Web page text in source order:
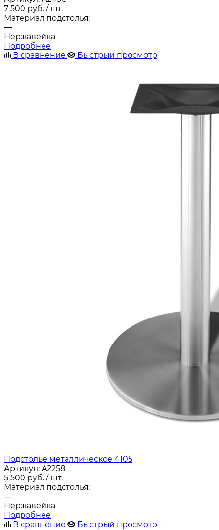
7 500 руб. / шт.
Материал подстолья:
—
Нержавейка
Подробнее
В сравнение
Быстрый просмотр
Подстолье металлическое 4105
Артикул: A2258
5 500 руб. / шт.
Материал подстолья:
—
Нержавейка
Подробнее
В сравнение
Быстрый просмотр